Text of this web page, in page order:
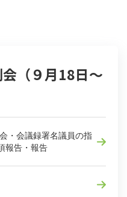
（９月18日～
・会議録署名議員の指
報告・報告